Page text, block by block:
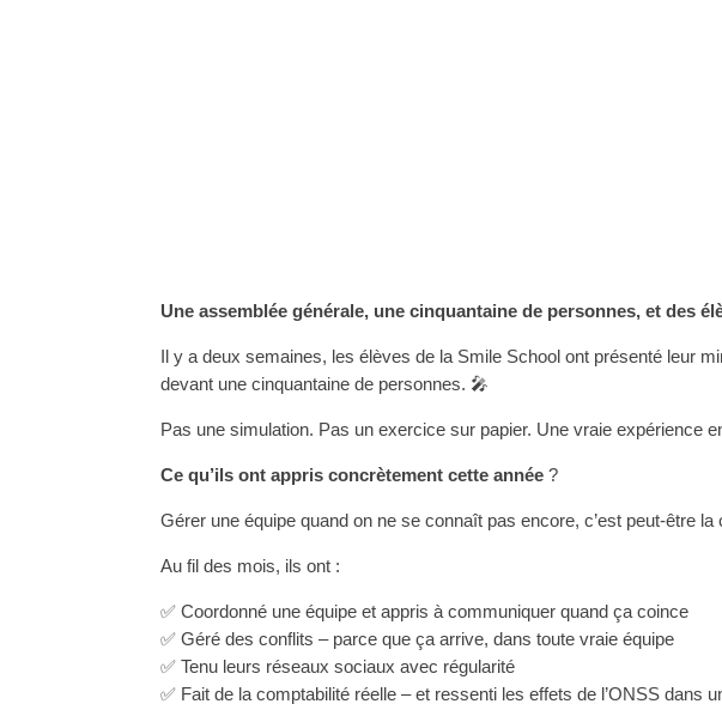
Une assemblée générale, une cinquantaine de personnes, et des
Il y a deux semaines, les élèves de la Smile School ont présenté leur
devant une cinquantaine de personnes. 🎤
Pas une simulation. Pas un exercice sur papier. Une vraie expérience
Ce qu’ils ont appris concrètement cette année ?
Gérer une équipe quand on ne se connaît pas encore, c’est peut-être
Au fil des mois, ils ont :
✅ Coordonné une équipe et appris à communiquer quand ça coince
✅ Géré des conflits – parce que ça arrive, dans toute vraie équipe
✅ Tenu leurs réseaux sociaux avec régularité
✅ Fait de la comptabilité réelle – et ressenti les effets de l’ONSS dans